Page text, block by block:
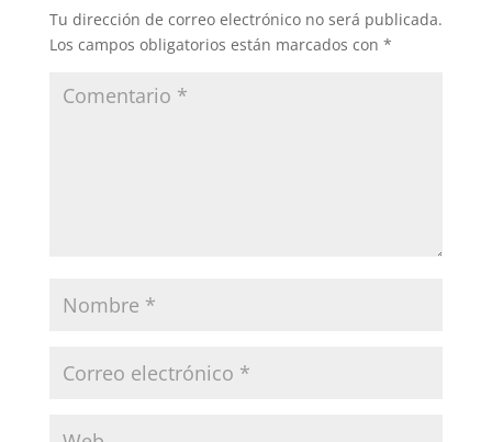
Tu dirección de correo electrónico no será publicada.
Los campos obligatorios están marcados con *